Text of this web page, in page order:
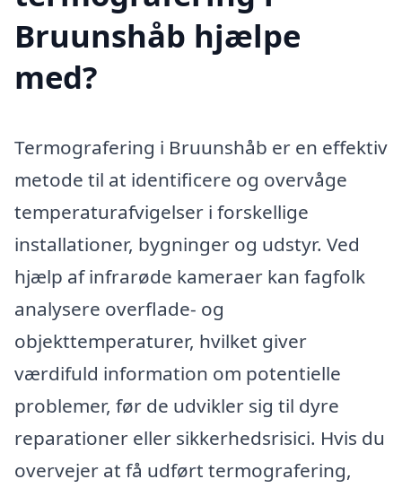
Bruunshåb hjælpe
med?
Termografering i Bruunshåb er en effektiv
metode til at identificere og overvåge
temperaturafvigelser i forskellige
installationer, bygninger og udstyr. Ved
hjælp af infrarøde kameraer kan fagfolk
analysere overflade- og
objekttemperaturer, hvilket giver
værdifuld information om potentielle
problemer, før de udvikler sig til dyre
reparationer eller sikkerhedsrisici. Hvis du
overvejer at få udført termografering,